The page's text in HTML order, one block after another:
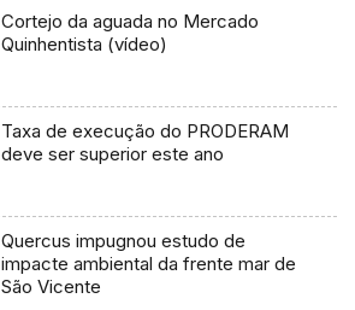
Cortejo da aguada no Mercado
Quinhentista (vídeo)
Taxa de execução do PRODERAM
deve ser superior este ano
Quercus impugnou estudo de
impacte ambiental da frente mar de
São Vicente